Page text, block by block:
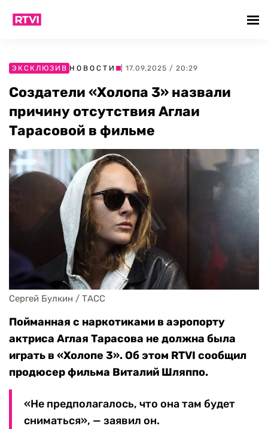
ЭКСКЛЮЗИВ НОВОСТИ | 17.09.2025 / 20:29
Создатели «Холопа 3» назвали
причину отсутствия Аглаи
Тарасовой в фильме
Сергей Булкин / ТАСС
Пойманная с наркотиками в аэропорту
актриса Аглая Тарасова не должна была
играть в «Холопе 3». Об этом RTVI сообщил
продюсер фильма Виталий Шляппо.
«Не предполагалось, что она там будет
сниматься», — заявил он.